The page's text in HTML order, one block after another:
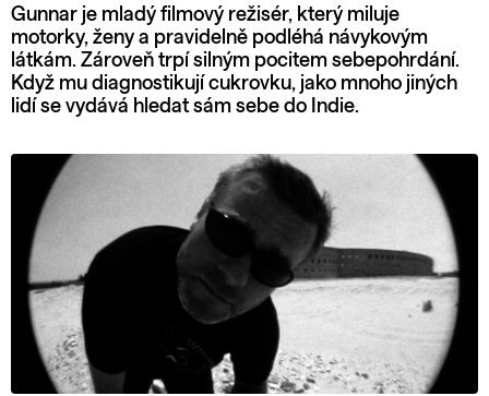
Gunnar je mladý filmový režisér, který miluje
motorky, ženy a pravidelně podléhá návykovým
látkám. Zároveň trpí silným pocitem sebepohrdání.
Když mu diagnostikují cukrovku, jako mnoho jiných
lidí se vydává hledat sám sebe do Indie.